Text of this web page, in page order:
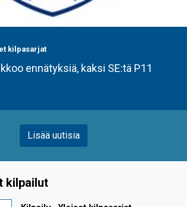
kilpasarjat
ennätyksiä, kaksi SE:tä P11
Lisää uutisia
kilpailut